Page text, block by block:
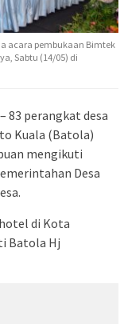
acara pembukaan Bimtek
Sabtu (14/05) di
– 83 perangkat desa
Kuala (Batola)
mengikuti
Desa
di Kota
Batola Hj